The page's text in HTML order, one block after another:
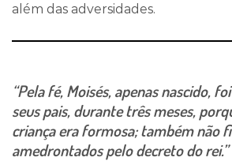
além das adversidades.
“Pela fé, Moisés, apenas nascido,
seus pais, durante três meses,
criança era formosa; também não
amedrontados pelo decreto do rei.”